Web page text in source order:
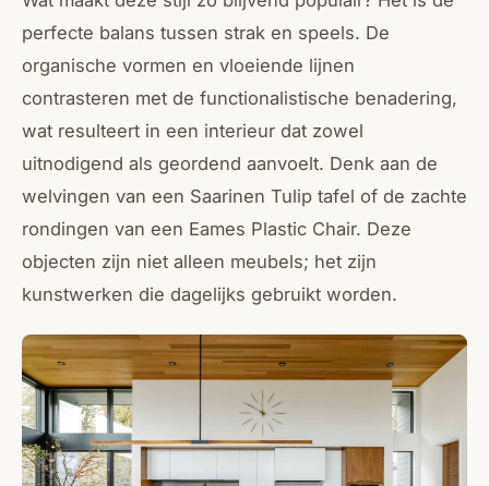
perfecte balans tussen strak en speels. De
organische vormen en vloeiende lijnen
contrasteren met de functionalistische benadering,
wat resulteert in een interieur dat zowel
uitnodigend als geordend aanvoelt. Denk aan de
welvingen van een Saarinen Tulip tafel of de zachte
rondingen van een Eames Plastic Chair. Deze
objecten zijn niet alleen meubels; het zijn
kunstwerken die dagelijks gebruikt worden.